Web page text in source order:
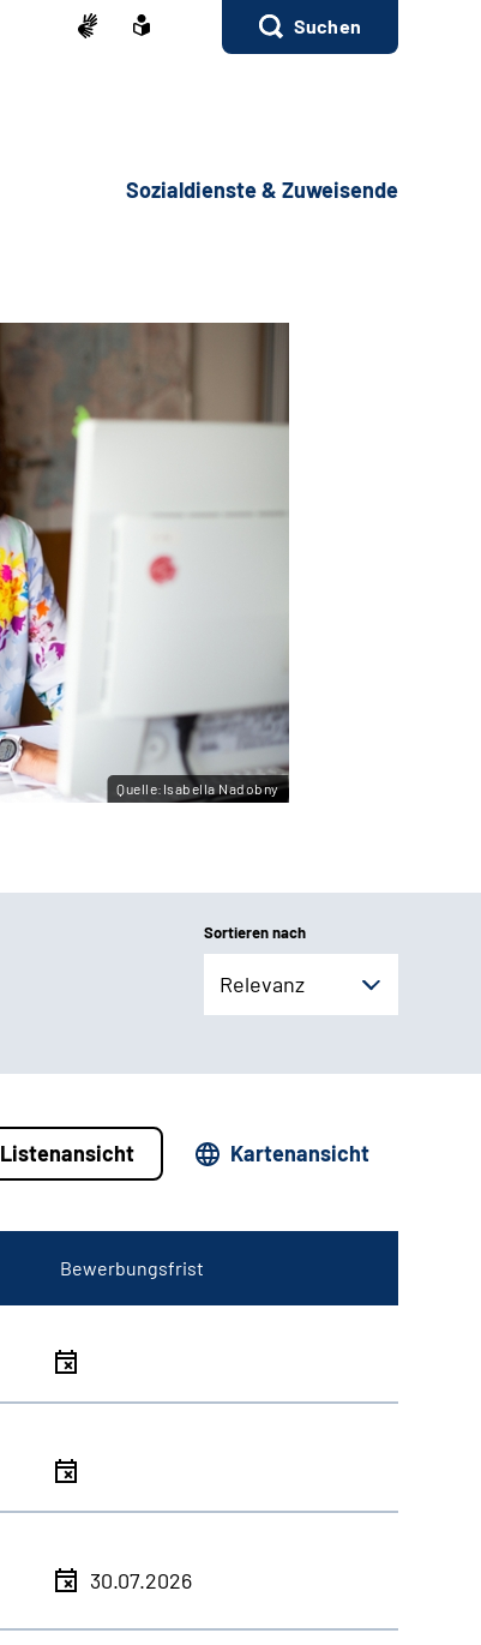
Suchen
Sozialdienste & Zuweisende
Quelle:Isabella Nadobny
Sortieren nach
Relevanz
Listenansicht Kartenansicht
Bewerbungsfrist
30.07.2026